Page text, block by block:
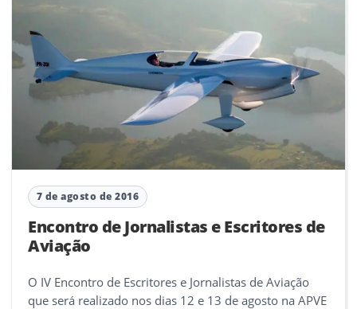
7 de agosto de 2016
Encontro de Jornalistas e Escritores de
Aviação
O IV Encontro de Escritores e Jornalistas de Aviação
que será realizado nos dias 12 e 13 de agosto na APVE